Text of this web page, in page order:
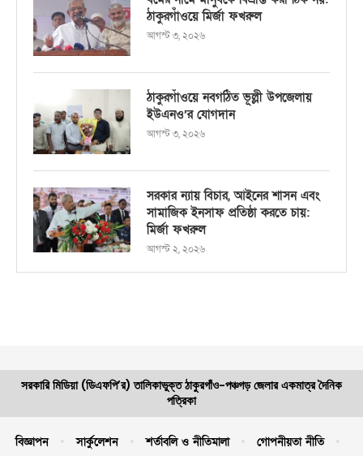
ঠাকুরগাঁওয়ে মির্জা ফখরুল
আগস্ট ৩, ২০২৬
ঠাকুরগাঁওয়ে নবগঠিত ভূল্লী উপজেলায়
ইউএনও’র যোগদান
আগস্ট ৩, ২০২৬
সরকার ন্যায় বিচার, আইনের শাসন এবং
সামাজিক ইনসাফ প্রতিষ্ঠা করতে চায়:
মির্জা ফখরুল
আগস্ট ২, ২০২৬
সরকারি মিডিয়া (ডিএফপি’র) তালিকাভুক্ত ঠাকুরগাঁও-পঞ্চগড় জেলার একমাত্র দৈনিক
পত্রিকা
বিজ্ঞাপন সার্কুলেশন শর্তাবলি ও নীতিমালা
গোপনীয়তা নীতি